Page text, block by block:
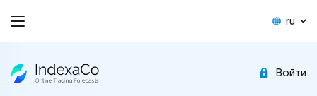
ru
Войти